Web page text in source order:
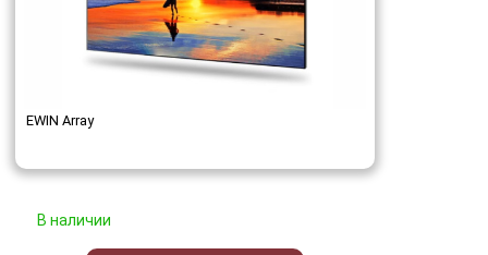
EWIN Array
В наличии